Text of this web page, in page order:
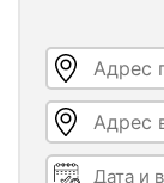
Адрес
Адрес
Дата и